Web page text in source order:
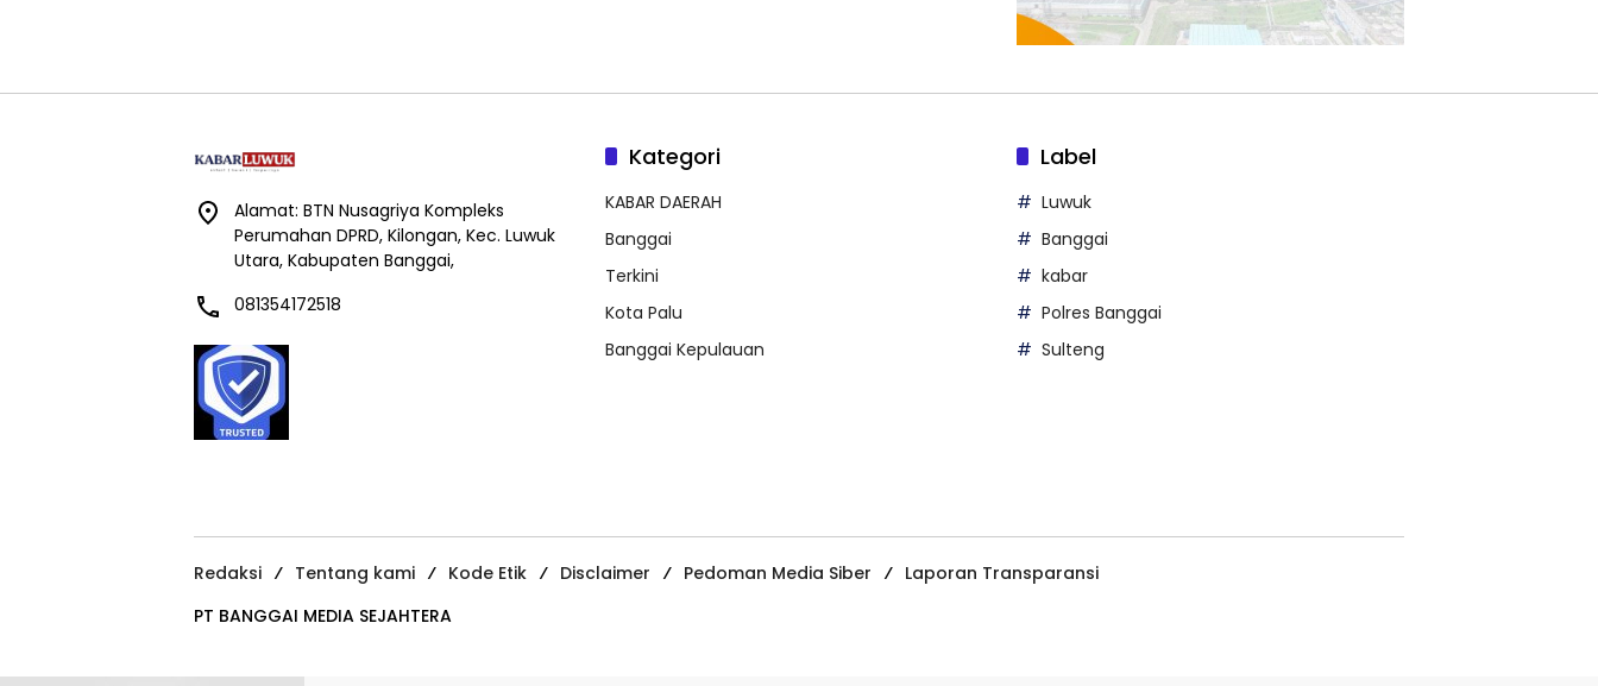
Alamat: BTN Nusagriya Kompleks
Perumahan DPRD, Kilongan, Kec. Luwuk
Utara, Kabupaten Banggai,
081354172518
Kategori
KABAR DAERAH
Banggai
Terkini
Kota Palu
Banggai Kepulauan
Label
Luwuk
Banggai
kabar
Polres Banggai
Sulteng
Redaksi Tentang kami Kode Etik Disclaimer Pedoman Media Siber
Laporan Transparansi
PT BANGGAI MEDIA SEJAHTERA